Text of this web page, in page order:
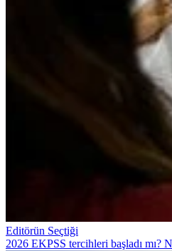
Editörün Seçtiği
2026 EKPSS tercihleri başladı mı?